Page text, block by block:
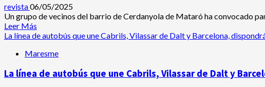
de
Cerdanyola
mano
y
de
claves
ahorrar
revista06/05/2025
Un grupo de vecinos del barrio de Cerdanyola de Mataró ha convocado
Leer Más
más
de
de
La línea de autobús que une Cabrils, Vilassar de Dalt y Barcelona,
Maresme
La línea de autobús que une Cabrils, Vilassar de Dalt y